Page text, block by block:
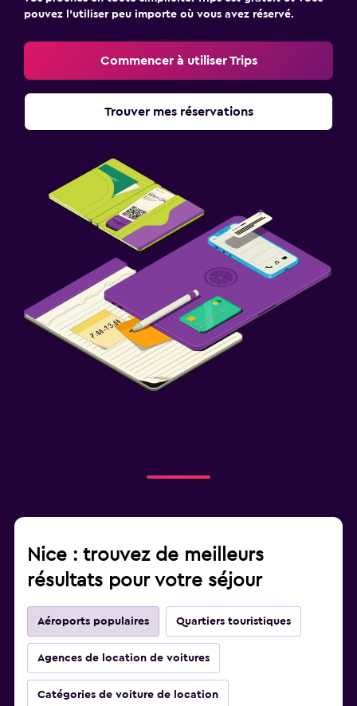
pouvez l’utiliser peu importe où vous avez réservé.
Commencer à utiliser Trips
Trouver mes réservations
Nice : trouvez de meilleurs
résultats pour votre séjour
Aéroports populaires Quartiers touristiques
Agences de location de voitures
Catégories de voiture de location